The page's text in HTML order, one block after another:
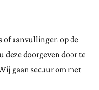
of aanvullingen op de
deze doorgeven door te
gaan secuur om met